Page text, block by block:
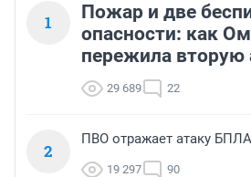
1
Пожар и две
опасности: как
пережила
29 689 22
2
ПВО отражает атаку
19 297 90